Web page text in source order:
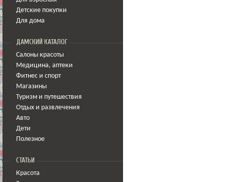
Детские покупки
Для дома
ДАМСКИЙ КАТАЛОГ
Салоны красоты
Медицина, аптеки
Фитнес и спорт
Магазины
Туризм и путешествия
Отдых и развлечения
Авто
Дети
Полезное
СТАТЬИ
Красота